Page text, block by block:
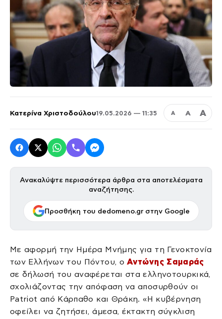
Κατερίνα Χριστοδούλου19.05.2026 — 11:35 Α Α Α
Ανακαλύψτε περισσότερα άρθρα στα αποτελέσματα
αναζήτησης.
Προσθήκη του dedomeno.gr στην Google
Με αφορμή την Ημέρα Μνήμης για τη Γενοκτονία
των Ελλήνων του Πόντου, οΑντώνης Σαμαράς
σε δήλωσή του αναφέρεται στα ελληνοτουρκικά,
σχολιάζοντας την απόφαση να αποσυρθούν οι
Patriot από Κάρπαθο και Θράκη. «Η κυβέρνηση
οφείλει να ζητήσει, άμεσα, έκτακτη σύγκλιση